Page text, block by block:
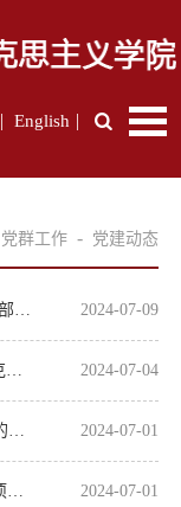
| English |
党群工作 - 党建动态
马克思主义学院关于开展2024年7月份党支部主题党日的通知 2024-07-09
扬帆起航正当时，砥砺前行铸辉煌——马克思主义研究生党建工作中心2024年春季学期换... 2024-07-04
"淬炼思想强党性 奋楫扬帆启新程"——党的建设专业硕士生党支部六月主题党日活动顺利... 2024-07-01
喜报|马克思主义学院在"七一"表彰中获多项荣誉 2024-07-01